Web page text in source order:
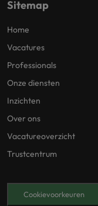
Sitemap
Home
Vacatures
Professionals
Onze diensten
Inzichten
Over ons
Vacatureoverzicht
Trustcentrum
Cookievoorkeuren